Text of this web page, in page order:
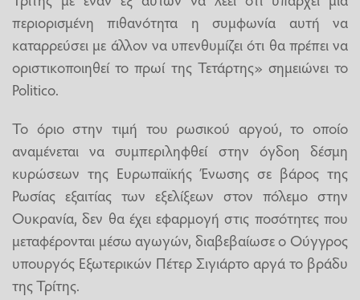
περιορισμένη πιθανότητα η συμφωνία αυτή να
καταρρεύσει με άλλον να υπενθυμίζει ότι θα πρέπει να
οριστικοποιηθεί το πρωί της Τετάρτης» σημειώνει το
Politico.
Το όριο στην τιμή του ρωσικού αργού, το οποίο
αναμένεται να συμπεριληφθεί στην όγδοη δέσμη
κυρώσεων της Ευρωπαϊκής Ένωσης σε βάρος της
Ρωσίας εξαιτίας των εξελίξεων στον πόλεμο στην
Ουκρανία, δεν θα έχει εφαρμογή στις ποσότητες που
μεταφέρονται μέσω αγωγών, διαβεβαίωσε ο Ούγγρος
υπουργός Εξωτερικών Πέτερ Σιγιάρτο αργά το βράδυ
της Τρίτης.